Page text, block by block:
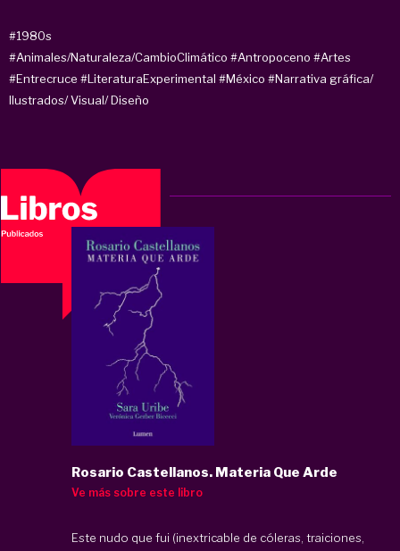
#1980s
#Animales/Naturaleza/CambioClimático #Antropoceno #Artes
#Entrecruce #LiteraturaExperimental #México #Narrativa gráfica/
Ilustrados/ Visual/ Diseño
Rosario Castellanos. Materia Que Arde
Ve más sobre este libro
Este nudo que fui (inextricable de cóleras, traiciones,